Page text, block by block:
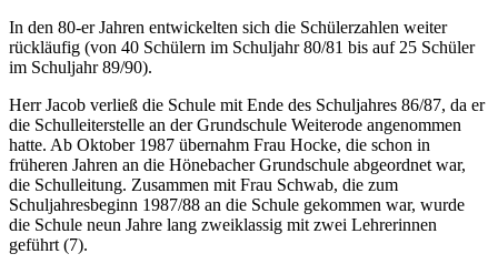
In den 80-er Jahren entwickelten sich die Schülerzahlen weiter
rückläufig (von 40 Schülern im Schuljahr 80/81 bis auf 25 Schüler
im Schuljahr 89/90).
Herr Jacob verließ die Schule mit Ende des Schuljahres 86/87, da er
die Schulleiterstelle an der Grundschule Weiterode angenommen
hatte. Ab Oktober 1987 übernahm Frau Hocke, die schon in
früheren Jahren an die Hönebacher Grundschule abgeordnet war,
die Schulleitung. Zusammen mit Frau Schwab, die zum
Schuljahresbeginn 1987/88 an die Schule gekommen war, wurde
die Schule neun Jahre lang zweiklassig mit zwei Lehrerinnen
geführt (7).